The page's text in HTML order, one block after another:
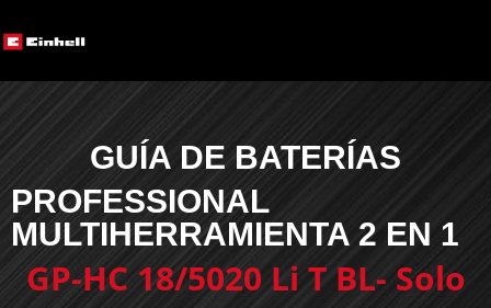
GUÍA DE BATERÍAS
PROFESSIONAL
MULTIHERRAMIENTA 2 EN 1
GP-HC 18/5020 Li T BL- Solo